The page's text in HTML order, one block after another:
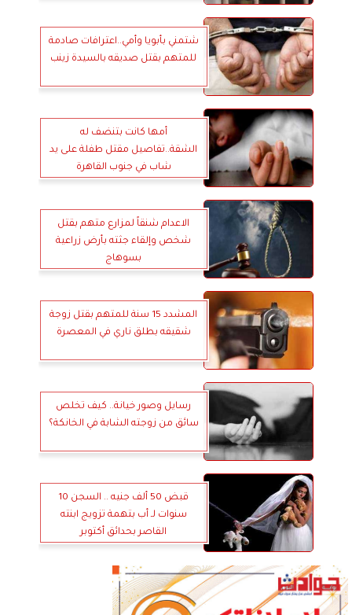
شتمني بأبويا وأمي..اعترافات صادمة
للمتهم بقتل صديقه بالسيدة زينب
أمها كانت بتنضف له
الشقة..تفاصيل مقتل طفلة على يد
شاب في جنوب القاهرة
الاعدام شنقاً لمزارع متهم بقتل
شخص وإلقاء جثته بأرض زراعية
بسوهاج
المشدد 15 سنة للمتهم بقتل زوجة
شقيقه بطلق ناري في المعصرة
رسايل وصور خيانة.. كيف تخلص
سائق من زوجته الشابة في الخانكة؟
قبض 50 ألف جنيه .. السجن 10
سنوات لـ أب بتهمة تزويج ابنته
القاصر بحدائق أكتوبر